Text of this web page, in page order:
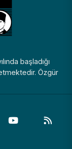
başladığı
Özgür